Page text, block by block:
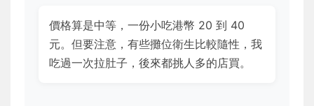
價格算是中等，一份小吃港幣 20 到 40
元。但要注意，有些攤位衛生比較隨性，我
吃過一次拉肚子，後來都挑人多的店買。